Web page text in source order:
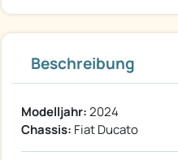
Beschreibung
Modelljahr:2024
Chassis: Fiat Ducato